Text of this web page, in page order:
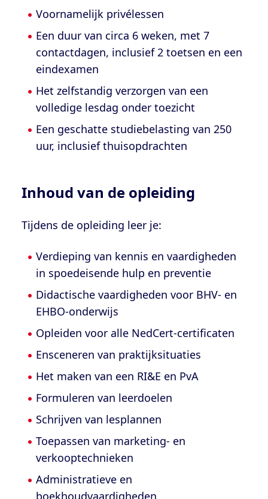
Voornamelijk privélessen
Een duur van circa 6 weken, met 7
contactdagen, inclusief 2 toetsen en een
eindexamen
Het zelfstandig verzorgen van een
volledige lesdag onder toezicht
Een geschatte studiebelasting van 250
uur, inclusief thuisopdrachten
Inhoud van de opleiding
Tijdens de opleiding leer je:
Verdieping van kennis en vaardigheden
in spoedeisende hulp en preventie
Didactische vaardigheden voor BHV- en
EHBO-onderwijs
Opleiden voor alle NedCert-certificaten
Ensceneren van praktijksituaties
Het maken van een RI&E en PvA
Formuleren van leerdoelen
Schrijven van lesplannen
Toepassen van marketing- en
verkooptechnieken
Administratieve en
boekhoudvaardigheden